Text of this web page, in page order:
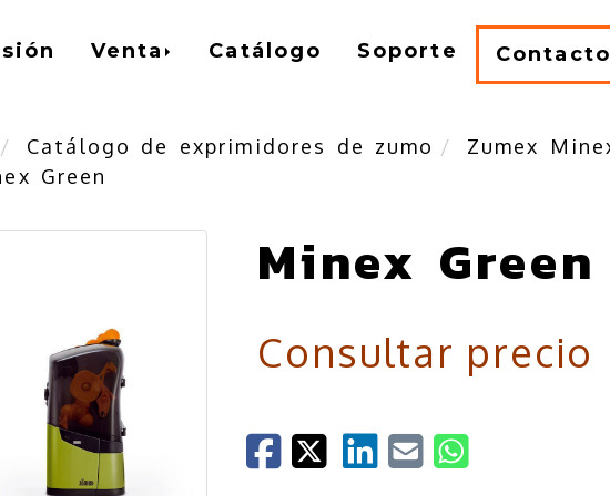
Venta Catálogo Soporte Contacto
Catálogo de exprimidores de zumo
Zumex
Green
Minex Green
Consultar precio